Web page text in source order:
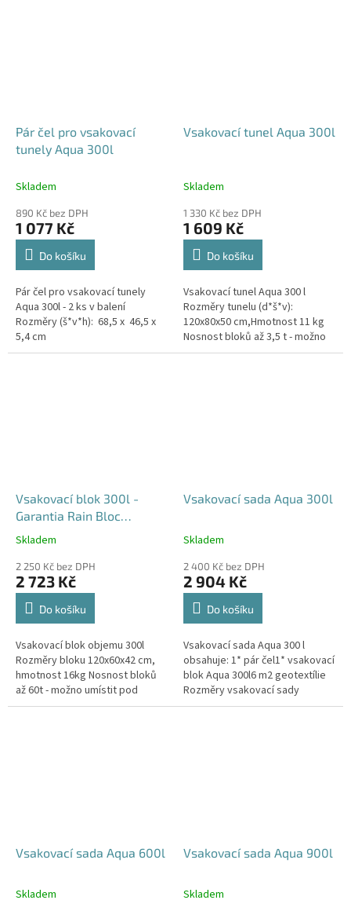
Pár čel pro vsakovací
tunely Aqua 300l
Skladem
890 Kč bez DPH
1 077 Kč
Do košíku
Pár čel pro vsakovací tunely
Aqua 300l - 2 ks v balení
Rozměry (š*v*h): 68,5 x 46,5 x
5,4 cm
Vsakovací tunel Aqua 300l
Skladem
1 330 Kč bez DPH
1 609 Kč
Do košíku
Vsakovací tunel Aqua 300 l
Rozměry tunelu (d*š*v):
120x80x50 cm,Hmotnost 11 kg
Nosnost bloků až 3,5 t - možno
umístit pod parkovací stání do
Vsakovací blok 300l -
Garantia Rain Bloc
Compact
Průměrné
produktu
je
4,5
hvězdiček.
Skladem
2 250 Kč bez DPH
2 723 Kč
Do košíku
Vsakovací blok objemu 300l
Rozměry bloku 120x60x42 cm,
hmotnost 16kg Nosnost bloků
až 60t - možno umístit pod
parkovací stání, komunikace,
Vsakovací sada Aqua 300l
Průměrné
produktu
je
5,0
hvězdiček.
Skladem
2 400 Kč bez DPH
2 904 Kč
Do košíku
Vsakovací sada Aqua 300 l
obsahuje: 1* pár čel1* vsakovací
blok Aqua 300l6 m2 geotextílie
Rozměry vsakovací sady
120x80x52 cm Nosnost bloků až
Vsakovací sada Aqua 600l
Průměrné
Skladem
Vsakovací sada Aqua 900l
Průměrné
Skladem